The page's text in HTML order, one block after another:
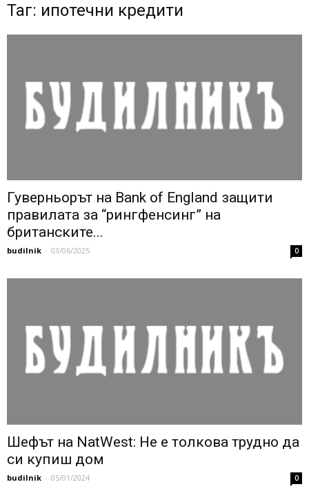
Таг: ипотечни кредити
Гуверньорът на Bank of England защити
правилата за “рингфенсинг” на
британските...
budilnik - 03/06/2025 0
Шефът на NatWest: Не е толкова трудно да
си купиш дом
budilnik - 05/01/2024 0